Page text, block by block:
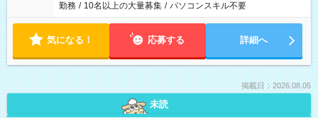
勤務 / 10名以上の大量募集 / パソコンスキル不要
気になる！ 応募する 詳細へ
掲載日：2026.08.05
未読